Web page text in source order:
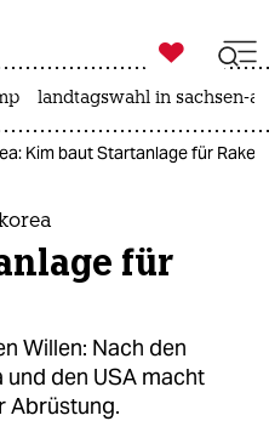
ich

taz zahl ich
landtagswahl in sachsen-
Kim baut Startanlage für
für
Willen: Nach den
den USA macht
Abrüstung.